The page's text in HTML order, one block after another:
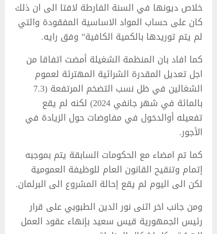
خلاص ديونها في السنة الفارطة لافتا الى ان ذلك
كان على حساب المواد الاساسية المفقودة والتي
لم يتم توريدها بالكمية الكافية” وفق رايه.
كما افاد بان المنظمة الشغيلة أمضت اتفاقا من
اجل تعديل المقدرة الشرائية المهترئة لعموم
الشغالين في ظل نسب التضخم المرتفعة (7.3
بالمائة في شهر جانفي 2024) لكنه لم يقع
تفعيله أوالدخول في مفاوضات حول الزيادة في
الأجور.
كما تم امضاء مع الحكومات السابقة يتم بموجبه
إتمام وتنقيح القانون العام للوظيفة العمومية
لكن الى اليوم لم يقع إحالة المشروع الى البرلمان.
ومن جانب اخر اثنى نور الدين الطبوبي على قرار
رئيس الجمهورية قيس سعيد بإنهاء عقود العمل